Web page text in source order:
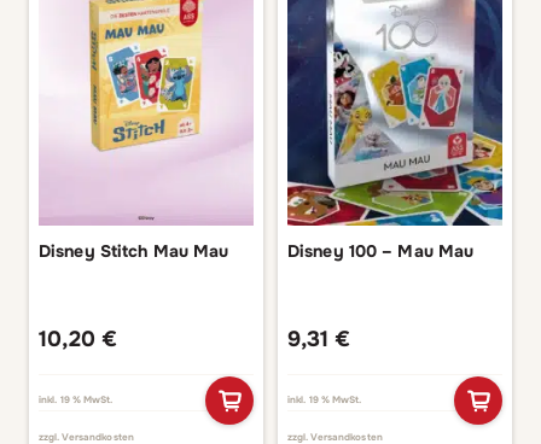
Disney Stitch Mau Mau
10,20 €
inkl. 19 % MwSt.
zzgl. Versandkosten
Disney 100 – Mau Mau
9,31 €
inkl. 19 % MwSt.
zzgl. Versandkosten